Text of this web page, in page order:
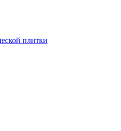
плитки